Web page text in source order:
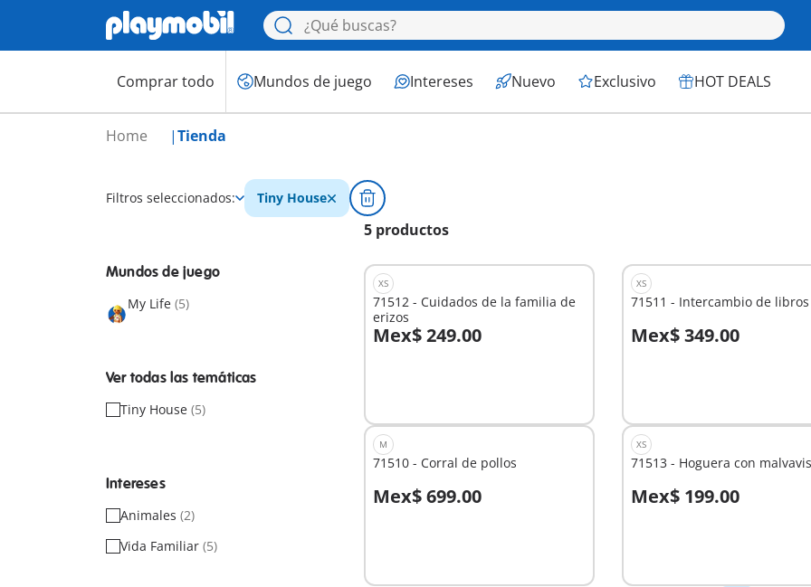
Comprar todo Mundos de juego Intereses Nuevo Exclusivo HOT DEALS
Home Tienda
Filtros seleccionados: Tiny House
5 productos
Mundos de juego
My Life (5)
Ver todas las temáticas
Tiny House (5)
Intereses
Animales (2)
Vida Familiar (5)
XS
71512 - Cuidados de la familia de
erizos
Mex$ 249.00
A la cesta
XS
71511 - Intercambio de libros
Mex$ 349.00
A la cesta
M
71510 - Corral de pollos
Mex$ 699.00
A la cesta
XS
71513 - Hoguera con
Mex$ 199.00